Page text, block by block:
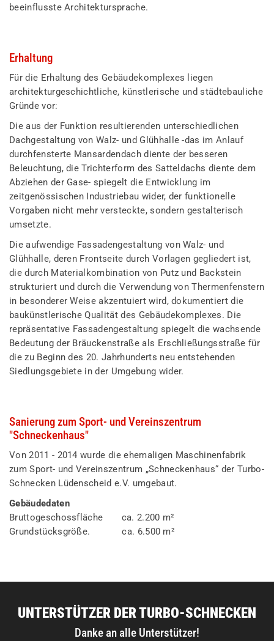
beeinflusste Architektursprache.
Erhaltung
Für die Erhaltung des Gebäudekomplexes liegen
architekturgeschichtliche, künstlerische und städtebauliche
Gründe vor:
Die aus der Funktion resultierenden unterschiedlichen
Dachgestaltung von Walz- und Glühhalle -das im Anlauf
durchfensterte Mansardendach diente der besseren
Beleuchtung, die Trichterform des Satteldachs diente dem
Abziehen der Gase- spiegelt die Entwicklung im
zeitgenössischen Industriebau wider, der funktionelle
Vorgaben nicht mehr versteckte, sondern gestalterisch
umsetzte.
Die aufwendige Fassadengestaltung von Walz- und
Glühhalle, deren Frontseite durch Vorlagen gegliedert ist,
die durch Materialkombination von Putz und Backstein
strukturiert und durch die Verwendung von Thermenfenstern
in besonderer Weise akzentuiert wird, dokumentiert die
baukünstlerische Qualität des Gebäudekomplexes. Die
repräsentative Fassadengestaltung spiegelt die wachsende
Bedeutung der Bräuckenstraße als Erschließungsstraße für
die zu Beginn des 20. Jahrhunderts neu entstehenden
Siedlungsgebiete in der Umgebung wider.
Sanierung zum Sport- und Vereinszentrum
"Schneckenhaus"
Von 2011 - 2014 wurde die ehemaligen Maschinenfabrik
zum Sport- und Vereinszentrum „Schneckenhaus“ der Turbo-
Schnecken Lüdenscheid e.V. umgebaut.
Gebäudedaten
Bruttogeschossfläche ca. 2.200 m²
Grundstücksgröße. ca. 6.500 m²
UNTERSTÜTZER DER TURBO-SCHNECKEN
Danke an alle Unterstützer!